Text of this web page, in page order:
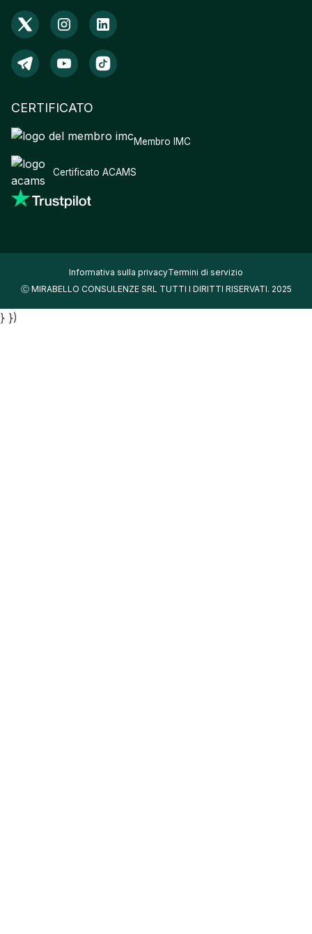
CERTIFICATO
Membro IMC
Certificato ACAMS
Informativa sulla privacyTermini di servizio
Ⓒ MIRABELLO CONSULENZE SRL TUTTI I DIRITTI RISERVATI. 2025
} })